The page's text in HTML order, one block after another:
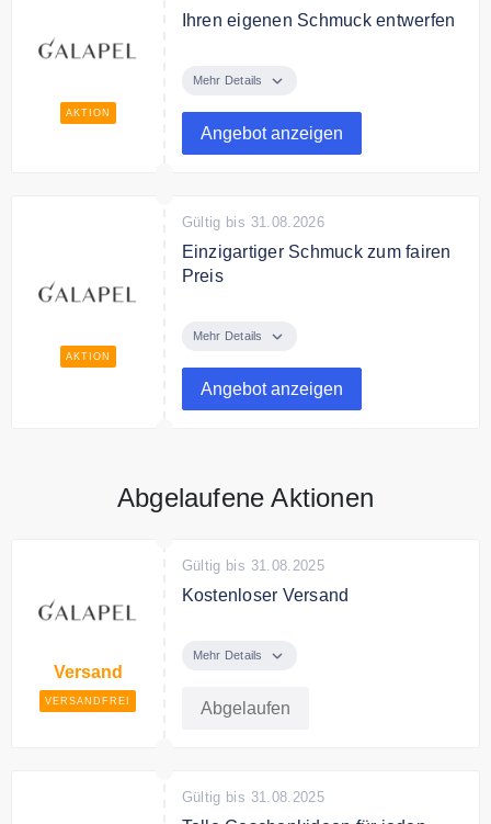
AKTION
Ihren eigenen Schmuck entwerfen
Diamanten und Halbedelsteinen
Designs zu kreieren.
Mehr Details
Angebot anzeigen
AKTION
Gültig bis 31.08.2026
Einzigartiger Schmuck zum fairen
Preis
einzigartigen Schmuck zum fairen
Mehr Details
Angebot anzeigen
Abgelaufene Aktionen
Versand
VERSANDFREI
Gültig bis 31.08.2025
Kostenloser Versand
alle Bestellungen.
Mehr Details
Abgelaufen
Gültig bis 31.08.2025